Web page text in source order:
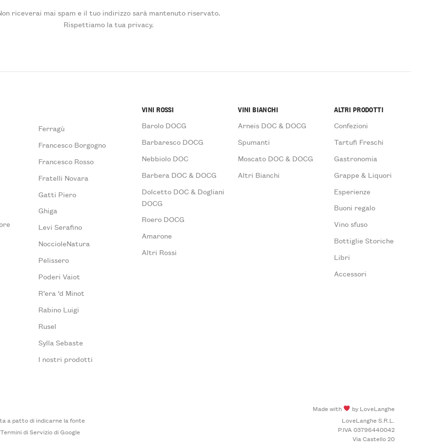
riceverai mai spam e il tuo indirizzo sarà mantenuto riservato.
Rispettiamo la tua privacy.
Ferragù
Francesco Borgogno
Francesco Rosso
Fratelli Novara
Gatti Piero
Ghiga
Levi Serafino
NoccioleNatura
Pelissero
Poderi Vaiot
R’era ‘d Minot
Rabino Luigi
Rusel
Sylla Sebaste
I nostri prodotti
VINI ROSSI
Barolo DOCG
Barbaresco DOCG
Nebbiolo DOC
Barbera DOC & DOCG
Dolcetto DOC & Dogliani
DOCG
Roero DOCG
Amarone
Altri Rossi
VINI BIANCHI
Arneis DOC & DOCG
Spumanti
Moscato DOC & DOCG
Altri Bianchi
ALTRI PRODOTTI
Confezioni
Tartufi Freschi
Gastronomia
Grappe & Liquori
Esperienze
Buoni regalo
Vino sfuso
Bottiglie Storiche
Libri
Accessori
a patto di indicarne la fonte
Termini di Serviziodi Google
Made with
by LoveLanghe
LoveLanghe S.R.L.
P.IVA 03796440042
Via Castello 20